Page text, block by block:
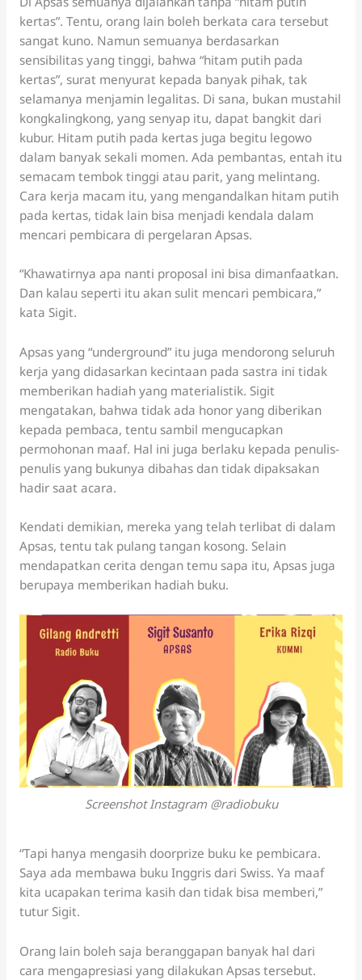
kertas”. Tentu, orang lain boleh berkata cara tersebut
sangat kuno. Namun semuanya berdasarkan
sensibilitas yang tinggi, bahwa “hitam putih pada
kertas”, surat menyurat kepada banyak pihak, tak
selamanya menjamin legalitas. Di sana, bukan mustahil
kongkalingkong, yang senyap itu, dapat bangkit dari
kubur. Hitam putih pada kertas juga begitu legowo
dalam banyak sekali momen. Ada pembantas, entah itu
semacam tembok tinggi atau parit, yang melintang.
Cara kerja macam itu, yang mengandalkan hitam putih
pada kertas, tidak lain bisa menjadi kendala dalam
mencari pembicara di pergelaran Apsas.
“Khawatirnya apa nanti proposal ini bisa dimanfaatkan.
Dan kalau seperti itu akan sulit mencari pembicara,”
kata Sigit.
Apsas yang “underground” itu juga mendorong seluruh
kerja yang didasarkan kecintaan pada sastra ini tidak
memberikan hadiah yang materialistik. Sigit
mengatakan, bahwa tidak ada honor yang diberikan
kepada pembaca, tentu sambil mengucapkan
permohonan maaf. Hal ini juga berlaku kepada penulis-
penulis yang bukunya dibahas dan tidak dipaksakan
hadir saat acara.
Kendati demikian, mereka yang telah terlibat di dalam
Apsas, tentu tak pulang tangan kosong. Selain
mendapatkan cerita dengan temu sapa itu, Apsas juga
berupaya memberikan hadiah buku.
Screenshot Instagram @radiobuku
“Tapi hanya mengasih doorprize buku ke pembicara.
Saya ada membawa buku Inggris dari Swiss. Ya maaf
kita ucapakan terima kasih dan tidak bisa memberi,”
tutur Sigit.
Orang lain boleh saja beranggapan banyak hal dari
cara mengapresiasi yang dilakukan Apsas tersebut.